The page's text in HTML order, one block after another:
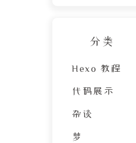
分类
Hexo 教程
代码展示
杂谈
梦